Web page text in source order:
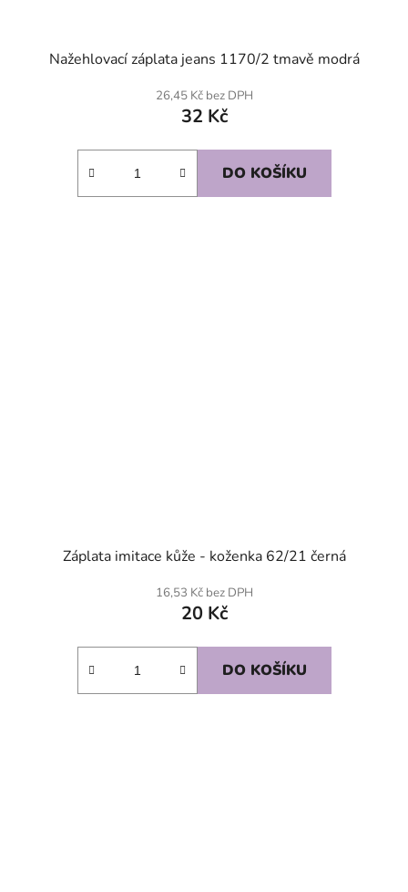
Nažehlovací záplata jeans 1170/2 tmavě modrá
26,45 Kč bez DPH
32 Kč
DO KOŠÍKU
Záplata imitace kůže - koženka 62/21 černá
16,53 Kč bez DPH
20 Kč
DO KOŠÍKU